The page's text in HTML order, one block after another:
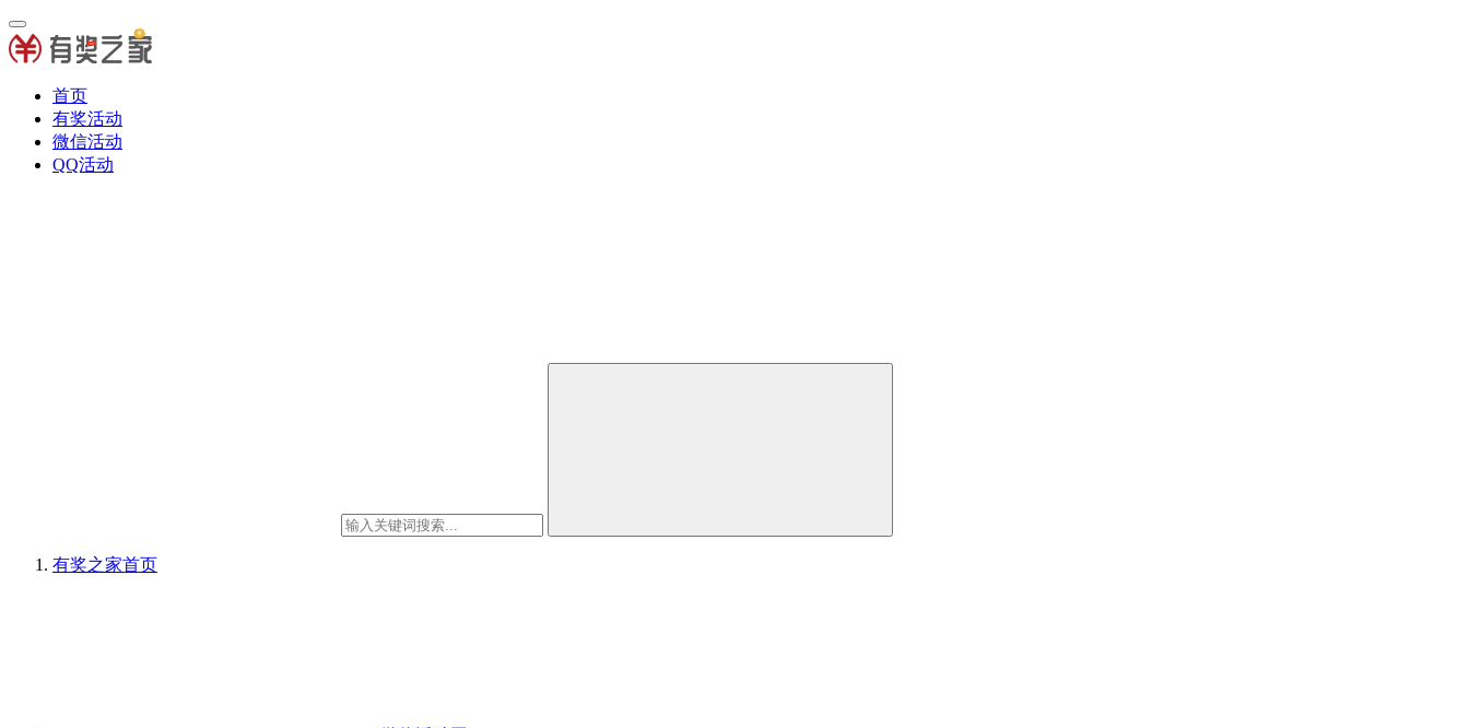
首页
有奖活动
微信活动
QQ活动
有奖之家首页